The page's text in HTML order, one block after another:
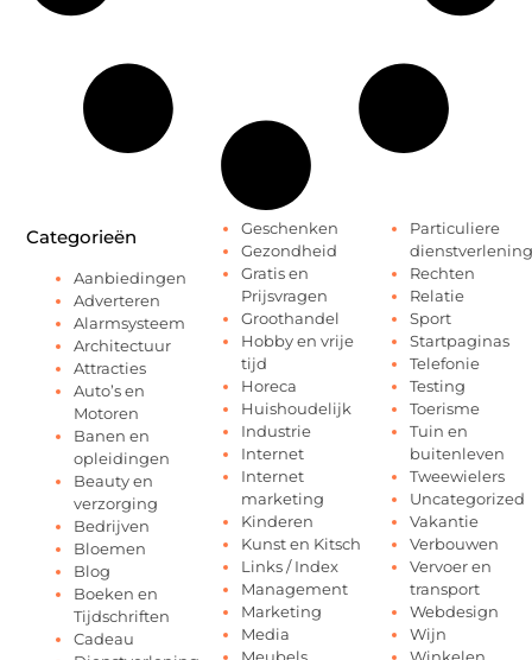
Categorieën
Aanbiedingen
Adverteren
Alarmsysteem
Architectuur
Attracties
Auto’s en
Motoren
Banen en
opleidingen
Beauty en
verzorging
Bedrijven
Bloemen
Blog
Boeken en
Tijdschriften
Cadeau
Geschenken
Gezondheid
Gratis en
Prijsvragen
Groothandel
Hobby en vrije
tijd
Horeca
Huishoudelijk
Industrie
Internet
Internet
marketing
Kinderen
Kunst en Kitsch
Links / Index
Management
Marketing
Media
Particuliere
dienstverlening
Rechten
Relatie
Sport
Startpaginas
Telefonie
Testing
Toerisme
Tuin en
buitenleven
Tweewielers
Uncategorized
Vakantie
Verbouwen
Vervoer en
transport
Webdesign
Wijn